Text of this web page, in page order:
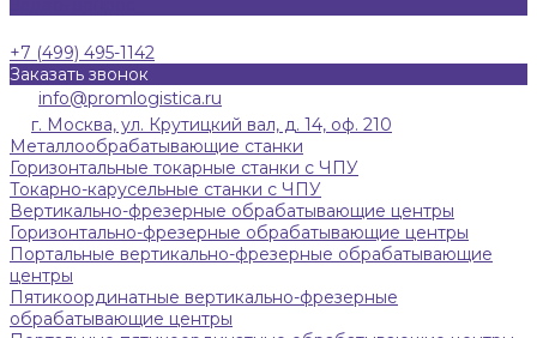
+7 (499) 495-1142
Заказать звонок
info@promlogistica.ru
г. Москва, ул. Крутицкий вал, д. 14, оф. 210
Металлообрабатывающие станки
Горизонтальные токарные станки с ЧПУ
Токарно-карусельные станки с ЧПУ
Вертикально-фрезерные обрабатывающие центры
Горизонтально-фрезерные обрабатывающие центры
Портальные вертикально-фрезерные обрабатывающие
центры
Пятикоординатные вертикально-фрезерные
обрабатывающие центры